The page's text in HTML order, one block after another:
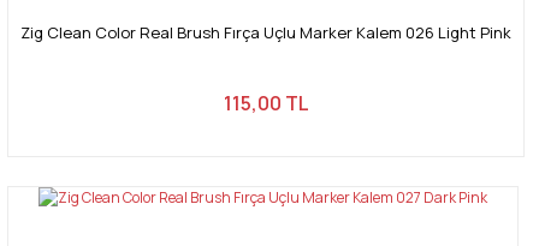
Zig Clean Color Real Brush Fırça Uçlu Marker Kalem 026 Light Pink
115,00 TL